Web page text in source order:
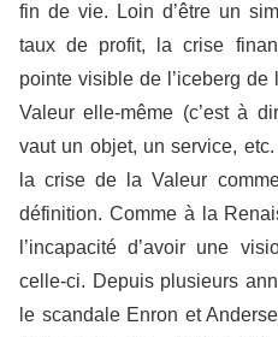
fin de vie. Loin d’être un
taux de profit, la crise
pointe visible de l’iceberg
Valeur elle-même (c’est à
vaut un objet, un service,
la crise de la Valeur
définition. Comme à la
l’incapacité d’avoir une
celle-ci. Depuis plusieurs
le scandale Enron et